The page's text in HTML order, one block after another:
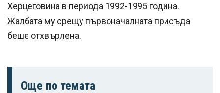
Херцеговина в периода 1992-1995 година.
Жалбата му срещу първоначалната присъда
беше отхвърлена.
Още по темата